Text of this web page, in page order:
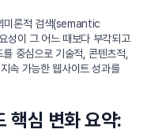
미론적 검색(semantic
성이 그 어느 때보다 부각되고
중심으로 기술적, 콘텐츠적,
속 가능한 웹사이트 성과를
핵심 변화 요약: